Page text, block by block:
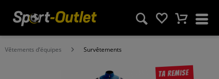
Vêtements d‘équipes Survêtements
Ta remise